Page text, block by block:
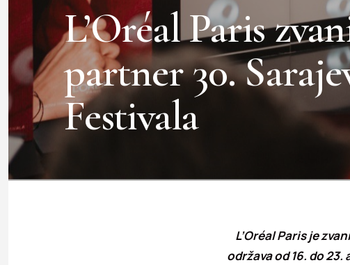
L’Oréal Paris
partner 30.
Festivala
L’Oréal Paris je
održava od 16. do